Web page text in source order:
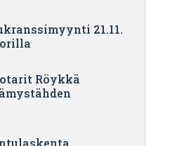
21.11.
Röykkä